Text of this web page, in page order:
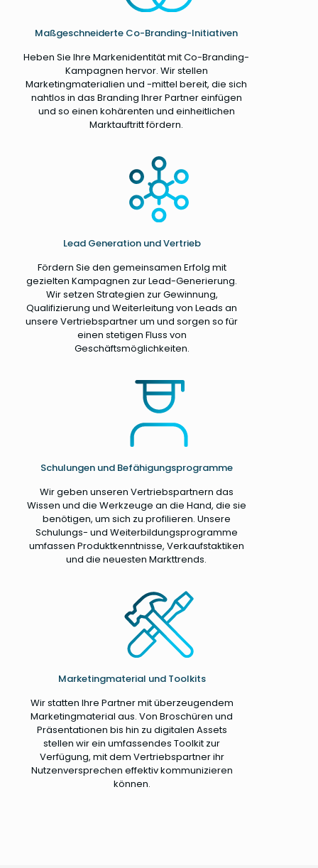
Maßgeschneiderte Co-Branding-Initiativen
Heben Sie Ihre Markenidentität mit Co-Branding-
Kampagnen hervor. Wir stellen
Marketingmaterialien und -mittel bereit, die sich
nahtlos in das Branding Ihrer Partner einfügen
und so einen kohärenten und einheitlichen
Marktauftritt fördern.
Lead Generation und Vertrieb
Fördern Sie den gemeinsamen Erfolg mit
gezielten Kampagnen zur Lead-Generierung.
Wir setzen Strategien zur Gewinnung,
Qualifizierung und Weiterleitung von Leads an
unsere Vertriebspartner um und sorgen so für
einen stetigen Fluss von
Geschäftsmöglichkeiten.
Schulungen und Befähigungsprogramme
Wir geben unseren Vertriebspartnern das
Wissen und die Werkzeuge an die Hand, die sie
benötigen, um sich zu profilieren. Unsere
Schulungs- und Weiterbildungsprogramme
umfassen Produktkenntnisse, Verkaufstaktiken
und die neuesten Markttrends.
Marketingmaterial und Toolkits
Wir statten Ihre Partner mit überzeugendem
Marketingmaterial aus. Von Broschüren und
Präsentationen bis hin zu digitalen Assets
stellen wir ein umfassendes Toolkit zur
Verfügung, mit dem Vertriebspartner ihr
Nutzenversprechen effektiv kommunizieren
können.